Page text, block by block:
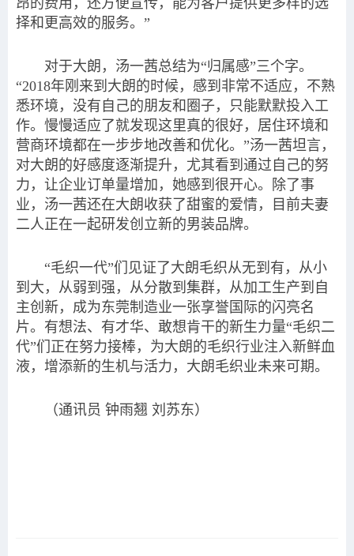
昂的费用，还方便宣传，能为客户提供更多样的选
择和更高效的服务。”
对于大朗，汤一茜总结为“归属感”三个字。
“2018年刚来到大朗的时候，感到非常不适应，不熟
悉环境，没有自己的朋友和圈子，只能默默投入工
作。慢慢适应了就发现这里真的很好，居住环境和
营商环境都在一步步地改善和优化。”汤一茜坦言，
对大朗的好感度逐渐提升，尤其看到通过自己的努
力，让企业订单量增加，她感到很开心。除了事
业，汤一茜还在大朗收获了甜蜜的爱情，目前夫妻
二人正在一起研发创立新的男装品牌。
“毛织一代”们见证了大朗毛织从无到有，从小
到大，从弱到强，从分散到集群，从加工生产到自
主创新，成为东莞制造业一张享誉国际的闪亮名
片。有想法、有才华、敢想肯干的新生力量“毛织二
代”们正在努力接棒，为大朗的毛织行业注入新鲜血
液，增添新的生机与活力，大朗毛织业未来可期。
（通讯员 钟雨翘 刘苏东）